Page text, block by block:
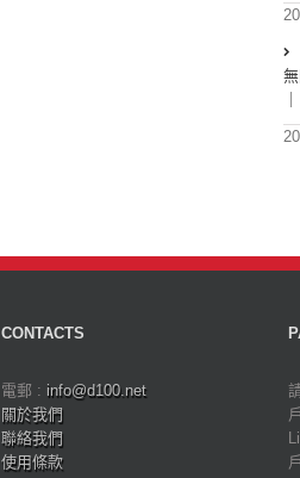
CONTACTS
電郵 : info@d100.net
關於我們
聯絡我們
使用條款